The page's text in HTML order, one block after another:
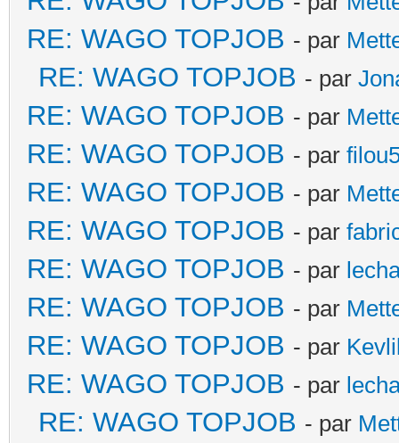
RE: WAGO TOPJOB - par
RE: WAGO TOPJOB - par
RE: WAGO TOPJOB - par
RE: WAGO TOPJOB - par
RE: WAGO TOPJOB - par
RE: WAGO TOPJOB - par
RE: WAGO TOPJOB - par
RE: WAGO TOPJOB - par
RE: WAGO TOPJOB - par
RE: WAGO TOPJOB - par
RE: WAGO TOPJOB - par